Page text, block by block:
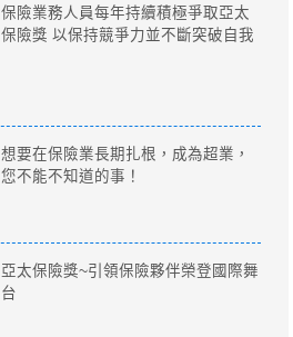
保險業務人員每年持續積極爭取亞太
保險獎 以保持競爭力並不斷突破自我
想要在保險業長期扎根，成為超業，
您不能不知道的事！
亞太保險獎~引領保險夥伴榮登國際舞
台